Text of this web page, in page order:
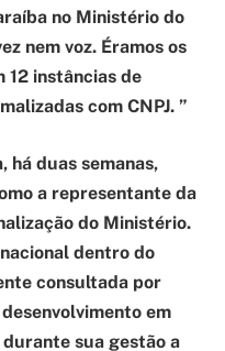
no Ministério do
nem voz. Éramos os
12 instâncias de
com CNPJ. ”
há duas semanas,
a representante da
do Ministério.
dentro do
consultada por
em
sua gestão a